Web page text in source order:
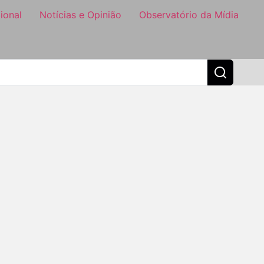
Notícias e Opinião Observatório da Mídia